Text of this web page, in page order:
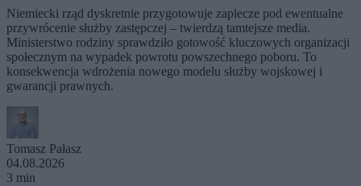
Niemiecki rząd dyskretnie przygotowuje zaplecze pod ewentualne
przywrócenie służby zastępczej – twierdzą tamtejsze media.
Ministerstwo rodziny sprawdziło gotowość kluczowych organizacji
społecznym na wypadek powrotu powszechnego poboru. To
konsekwencja wdrożenia nowego modelu służby wojskowej i
gwarancji prawnych.
Tomasz Pałasz
04.08.2026
3 min